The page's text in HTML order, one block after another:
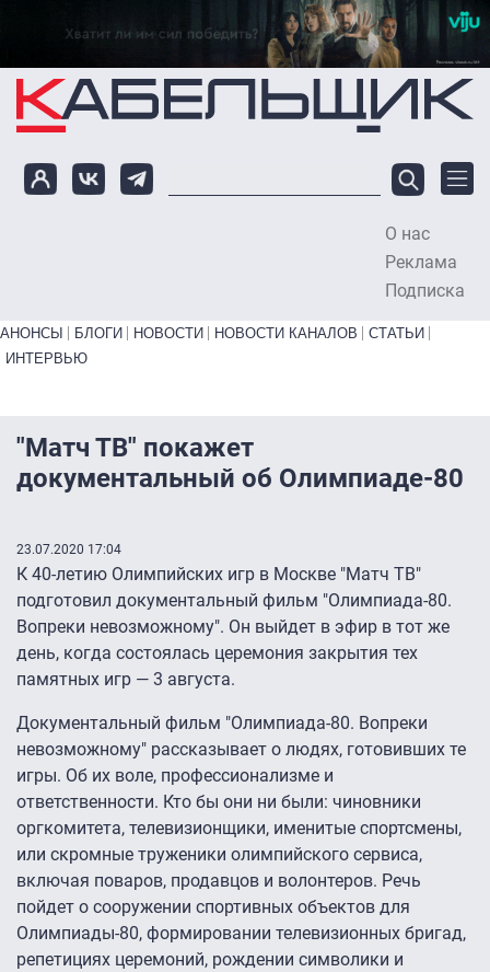
Перейти к основному содержанию
О нас
Реклама
Подписка
Primary links bottom
АНОНСЫ БЛОГИ НОВОСТИ НОВОСТИ КАНАЛОВ
СТАТЬИ
ИНТЕРВЬЮ
"Матч ТВ" покажет
документальный об Олимпиаде-80
23.07.2020 17:04
К 40-летию Олимпийских игр в Москве "Матч ТВ"
подготовил документальный фильм "Олимпиада-80.
Вопреки невозможному". Он выйдет в эфир в тот же
день, когда состоялась церемония закрытия тех
памятных игр — 3 августа.
Документальный фильм "Олимпиада-80. Вопреки
невозможному" рассказывает о людях, готовивших те
игры. Об их воле, профессионализме и
ответственности. Кто бы они ни были: чиновники
оргкомитета, телевизионщики, именитые спортсмены,
или скромные труженики олимпийского сервиса,
включая поваров, продавцов и волонтеров. Речь
пойдет о сооружении спортивных объектов для
Олимпиады-80, формировании телевизионных бригад,
репетициях церемоний, рождении символики и